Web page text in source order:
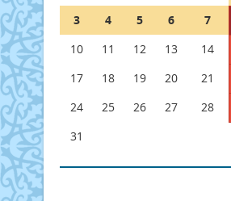
3
4 5 6 7
10
11 12 13 14
17
18 19 20 21
24
25 26 27 28
31